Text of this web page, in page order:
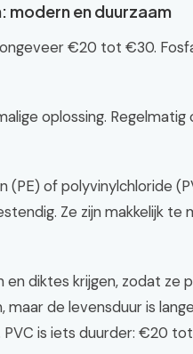
en duurzaam
€20 tot €30.
oplossing.
of polyvinylchloride
Ze zijn makkelijk
diktes krijgen, zodat ze
maar de levensduur is
is iets duurder: €20